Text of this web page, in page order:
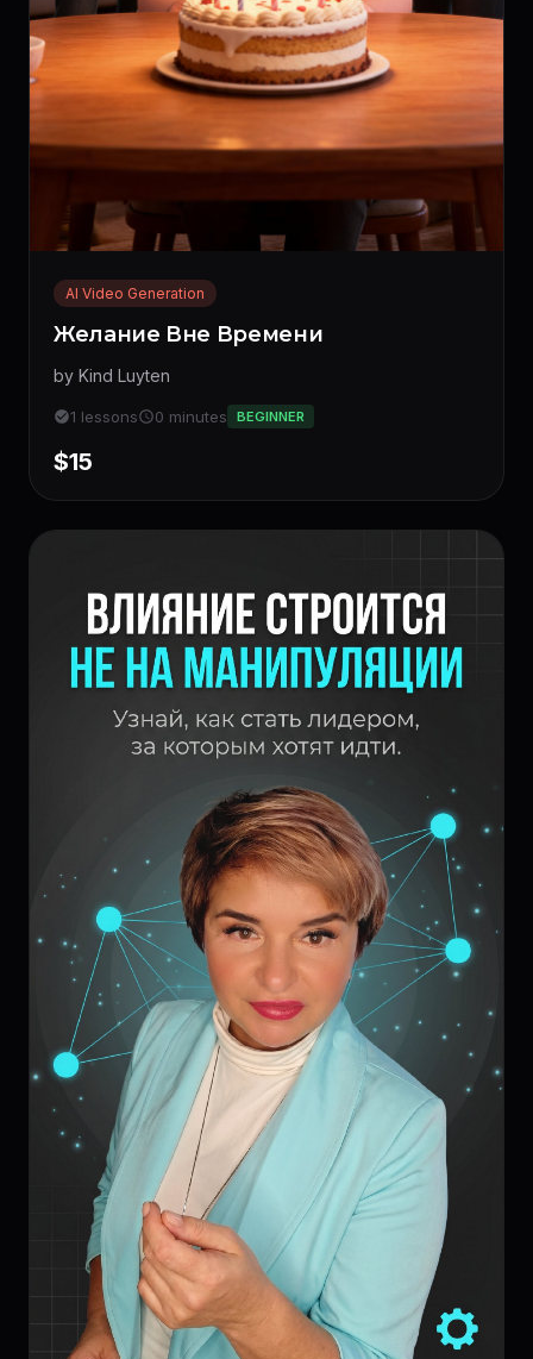
AI Video Generation
Желание Вне Времени
by Kind Luyten
1 lessons 0 minutes BEGINNER
$15